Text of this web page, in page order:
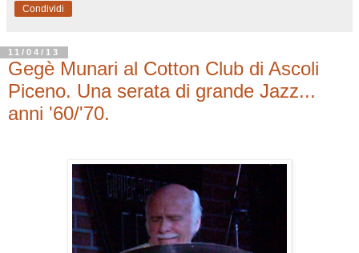
Condividi
11/04/13
Gegè Munari al Cotton Club di Ascoli
Piceno. Una serata di grande Jazz...
anni '60/'70.